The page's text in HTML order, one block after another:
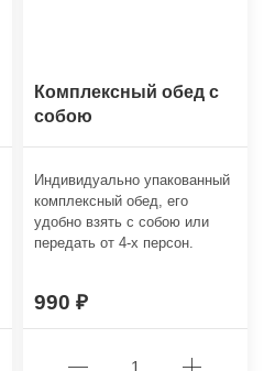
Комплексный обед с
собою
Индивидуально упакованный
комплексный обед, его
удобно взять с собою или
передать от 4-х персон.
990